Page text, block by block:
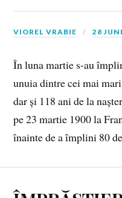
VIOREL VRABIE 28
În luna martie s-au
unuia dintre cei mai
dar și 118 ani de la
pe 23 martie 1900 la
înainte de a împlini 80